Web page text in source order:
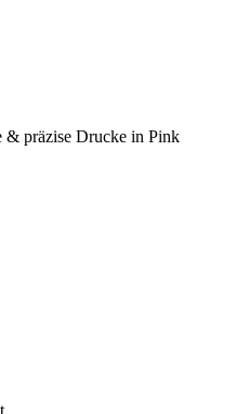
& präzise Drucke in Pink